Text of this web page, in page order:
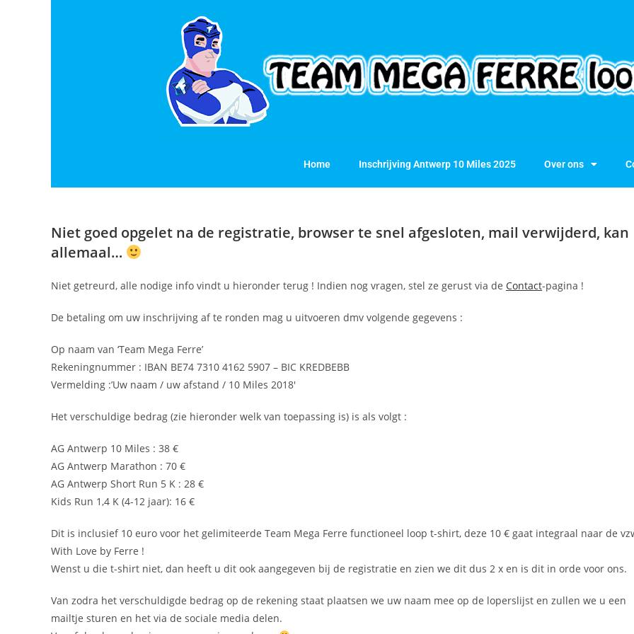
Home Inschrijving Antwerp 10 Miles 2025 Over ons
Niet goed opgelet na de registratie, browser te snel afgesloten, mail verwijderd, kan
allemaal…
Niet getreurd, alle nodige info vindt u hieronder terug ! Indien nog vragen, stel ze gerust via de Contact-pagina !
De betaling om uw inschrijving af te ronden mag u uitvoeren dmv volgende gegevens :
Op naam van ‘Team Mega Ferre’
Rekeningnummer : IBAN BE74 7310 4162 5907 – BIC KREDBEBB
Vermelding :’Uw naam / uw afstand / 10 Miles 2018′
Het verschuldige bedrag (zie hieronder welk van toepassing is) is als volgt :
AG Antwerp 10 Miles : 38 €
AG Antwerp Marathon : 70 €
AG Antwerp Short Run 5 K : 28 €
Kids Run 1,4 K (4-12 jaar): 16 €
Dit is inclusief 10 euro voor het gelimiteerde Team Mega Ferre functioneel loop t-shirt, deze 10 € gaat integraal naar de
With Love by Ferre !
Wenst u die t-shirt niet, dan heeft u dit ook aangegeven bij de registratie en zien we dit dus 2 x en is dit in orde voor ons.
Van zodra het verschuldigde bedrag op de rekening staat plaatsen we uw naam mee op de loperslijst en zullen we u een
mailtje sturen en het via de sociale media delen.